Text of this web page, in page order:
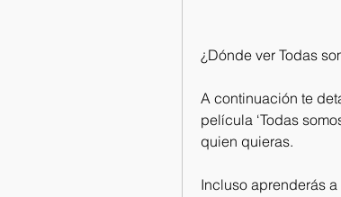
¿Dónde ver Todas
A continuación te
película ‘Todas
quien quieras.
Incluso aprenderás